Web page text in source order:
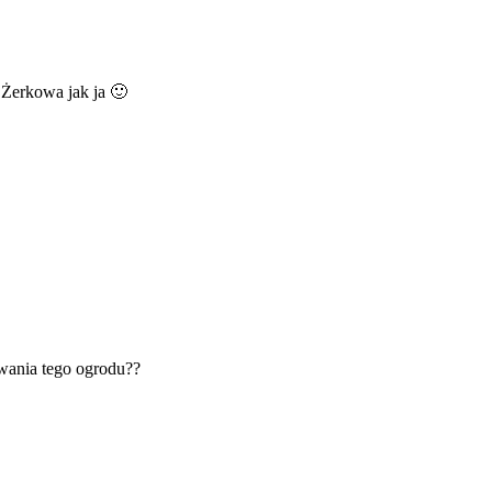
jak ja 🙂
tego ogrodu??